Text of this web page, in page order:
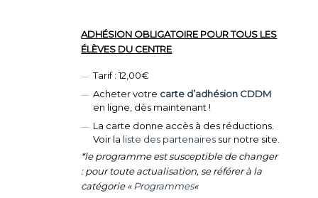
ADHÉSION OBLIGATOIRE POUR TOUS LES
ÉLÈVES DU CENTRE
Tarif : 12,00€
Acheter votre carte d’adhésion CDDM
en ligne, dès maintenant !
La carte donne accès à des réductions.
Voir la liste des partenaires sur notre site.
*le programme est susceptible de changer
: pour toute actualisation, se référer à la
catégorie «Programmes«